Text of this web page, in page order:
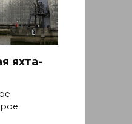
яхта-